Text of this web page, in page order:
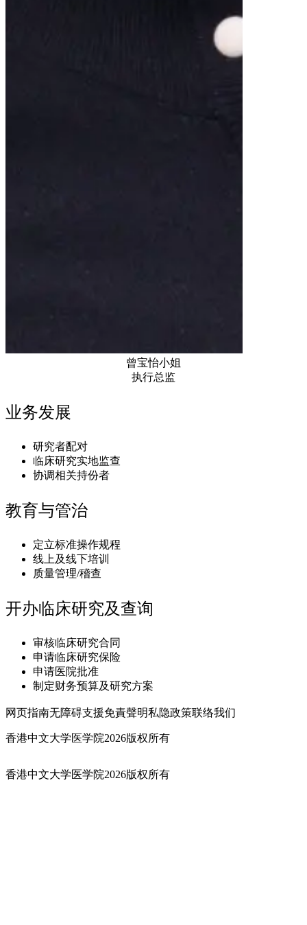
曾宝怡小姐
执行总监
业务发展
研究者配对
临床研究实地监查
协调相关持份者
教育与管治
定立标准操作规程
线上及线下培训
质量管理/稽查
开办临床研究及查询
审核临床研究合同
申请临床研究保险
申请医院批准
制定财务预算及研究方案
网页指南无障碍支援免責聲明私隐政策联络我们
香港中文大学医学院2026版权所有
香港中文大学医学院2026版权所有